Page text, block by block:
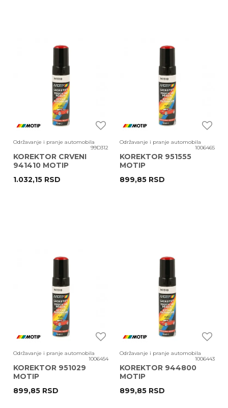
Održavanje i pranje automobila
99D312
KOREKTOR CRVENI
941410 MOTIP
1.032,15 RSD
Održavanje i pranje automobila
1006465
KOREKTOR 951555
MOTIP
899,85 RSD
Održavanje i pranje automobila
1006454
KOREKTOR 951029
MOTIP
899,85 RSD
Održavanje i pranje automobila
1006443
KOREKTOR 944800
MOTIP
899,85 RSD